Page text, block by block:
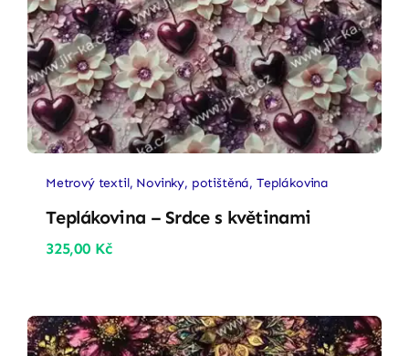
Metrový textil, Novinky, potištěná, Teplákovina
Teplákovina – Srdce s květinami
325,00 Kč